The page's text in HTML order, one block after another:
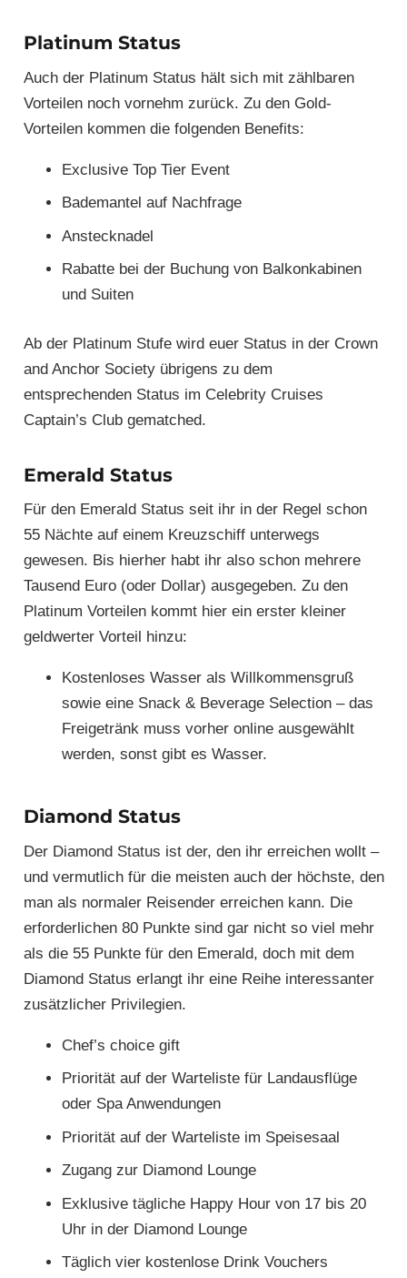
Platinum Status
Auch der Platinum Status hält sich mit zählbaren
Vorteilen noch vornehm zurück. Zu den Gold-
Vorteilen kommen die folgenden Benefits:
Exclusive Top Tier Event
Bademantel auf Nachfrage
Anstecknadel
Rabatte bei der Buchung von Balkonkabinen
und Suiten
Ab der Platinum Stufe wird euer Status in der Crown
and Anchor Society übrigens zu dem
entsprechenden Status im Celebrity Cruises
Captain’s Club gematched.
Emerald Status
Für den Emerald Status seit ihr in der Regel schon
55 Nächte auf einem Kreuzschiff unterwegs
gewesen. Bis hierher habt ihr also schon mehrere
Tausend Euro (oder Dollar) ausgegeben. Zu den
Platinum Vorteilen kommt hier ein erster kleiner
geldwerter Vorteil hinzu:
Kostenloses Wasser als Willkommensgruß
sowie eine Snack & Beverage Selection – das
Freigetränk muss vorher online ausgewählt
werden, sonst gibt es Wasser.
Diamond Status
Der Diamond Status ist der, den ihr erreichen wollt –
und vermutlich für die meisten auch der höchste, den
man als normaler Reisender erreichen kann. Die
erforderlichen 80 Punkte sind gar nicht so viel mehr
als die 55 Punkte für den Emerald, doch mit dem
Diamond Status erlangt ihr eine Reihe interessanter
zusätzlicher Privilegien.
Chef’s choice gift
Priorität auf der Warteliste für Landausflüge
oder Spa Anwendungen
Priorität auf der Warteliste im Speisesaal
Zugang zur Diamond Lounge
Exklusive tägliche Happy Hour von 17 bis 20
Uhr in der Diamond Lounge
Täglich vier kostenlose Drink Vouchers